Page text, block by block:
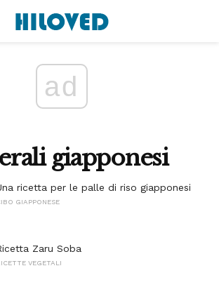
ad
giapponesi
ricetta per le palle di riso giapponesi
GIAPPONESE
Zaru Soba
VEGETALI